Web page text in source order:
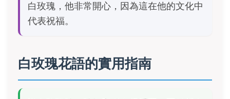
白玫瑰，他非常開心，因為這在他的文化中
代表祝福。
白玫瑰花語的實用指南